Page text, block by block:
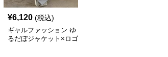
¥6,120 (税込)
ギャルファッション ゆ
るだぼジャケット×ロゴ